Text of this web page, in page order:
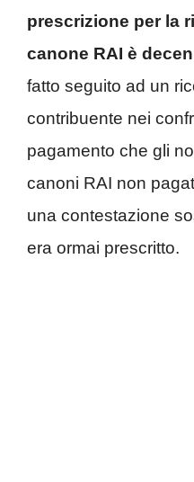
prescrizione per la
canone RAI è
fatto seguito ad un
contribuente nei
pagamento che gli
canoni RAI non
una contestazione
era ormai prescritto.